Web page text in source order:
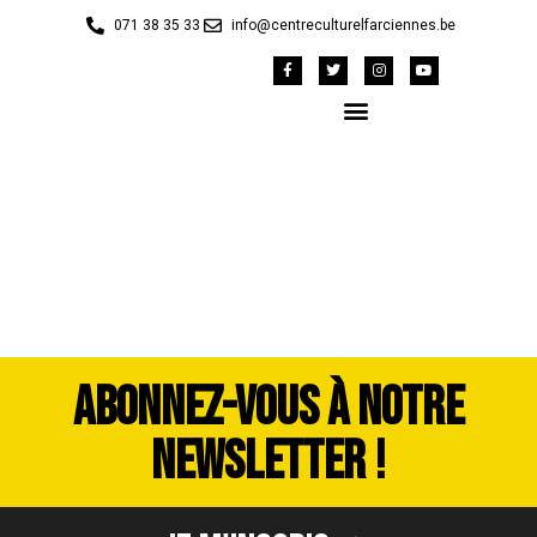
071 38 35 33 info@centreculturelfarciennes.be
ABONNEZ-VOUS À NOTRE
NEWSLETTER !